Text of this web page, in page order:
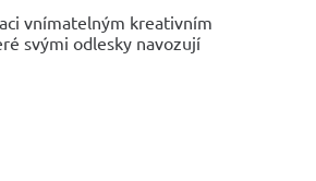
vnímatelným kreativním
svými odlesky navozují